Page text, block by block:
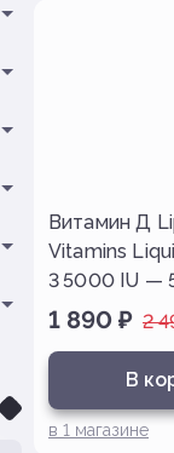
Витамин Д
Vitamins
3 5000 IU —
1 890 ₽ 2
В
в 1 магазине